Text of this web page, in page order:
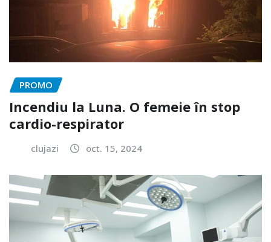
PROMO
Incendiu la Luna. O femeie în stop
cardio-respirator
clujazi oct. 15, 2024